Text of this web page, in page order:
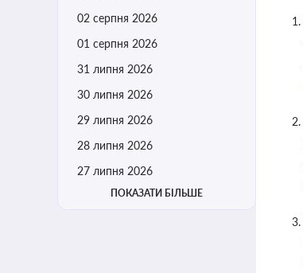
02 серпня 2026
01 серпня 2026
31 липня 2026
30 липня 2026
29 липня 2026
28 липня 2026
27 липня 2026
ПОКАЗАТИ БІЛЬШЕ